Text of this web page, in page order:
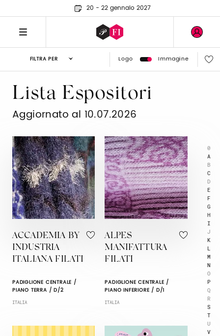
20 - 22 gennaio 2027
FILTRA PER Logo Immagine
0
A
B
C
D
E
F
G
H
I
J
K
L
M
N
O
P
Q
R
S
T
U
V
Lista Espositori
Aggiornato al 10.07.2026
ACCADEMIA BY
INDUSTRIA
ITALIANA FILATI
PADIGLIONE CENTRALE /
PIANO TERRA / D/2
ITALIA
ALPES
MANIFATTURA
FILATI
PADIGLIONE CENTRALE /
PIANO INFERIORE / D/1
ITALIA